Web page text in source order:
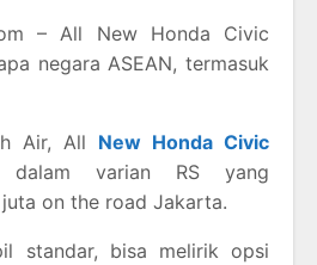
– All New Honda Civic
negara ASEAN, termasuk
Air, All New Honda Civic
dalam varian RS yang
on the road Jakarta.
standar, bisa melirik opsi